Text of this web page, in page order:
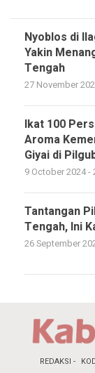
Nyoblos di
Yakin
Tengah
27 November
Ikat 100
Aroma
Giyai di
9 October 2024 -
Tantangan
Tengah, Ini
26 September
REDAKSI